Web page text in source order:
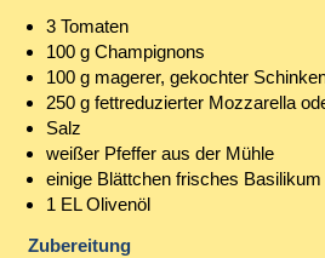
3 Tomaten
100 g Champignons
100 g magerer, gekochter
250 g fettreduzierter Mozzarella
Salz
weißer Pfeffer aus der Mühle
einige Blättchen frisches Basilikum
1 EL Olivenöl
Zubereitung